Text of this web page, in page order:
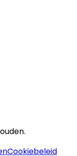
Cookiebeleid